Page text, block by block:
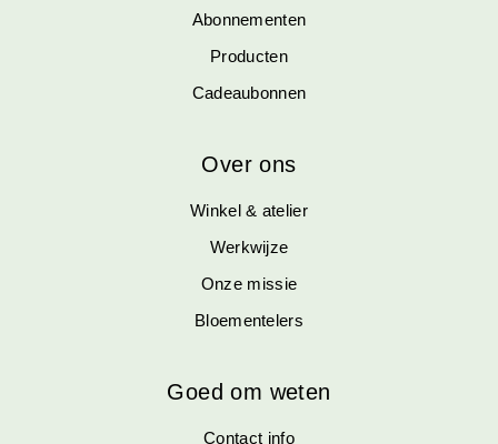
Abonnementen
Producten
Cadeaubonnen
Over ons
Winkel & atelier
Werkwijze
Onze missie
Bloementelers
Goed om weten
Contact info